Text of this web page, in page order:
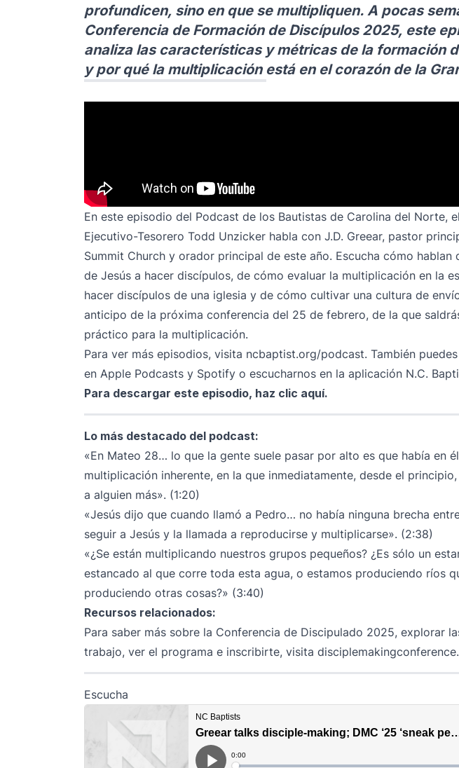
profundicen, sino en que se multipliquen. A pocas
Conferencia de Formación de Discípulos 2025, este
analiza las características y métricas de la formación
y por qué la multiplicación está en el corazón de la
En este episodio del Podcast de los Bautistas de Carolina del Norte,
Ejecutivo-Tesorero Todd Unzicker habla con J.D. Greear, pastor
Summit Church y orador principal de este año. Escucha cómo hablan
de Jesús a hacer discípulos, de cómo evaluar la multiplicación en la
hacer discípulos de una iglesia y de cómo cultivar una cultura de
anticipo de la próxima conferencia del 25 de febrero, de la que
práctico para la multiplicación.
Para ver más episodios, visita ncbaptist.org/podcast. También
en Apple Podcasts y Spotify o escucharnos en la aplicación N.C.
Para descargar este episodio, haz clic aquí.
Lo más destacado del podcast:
«En Mateo 28… lo que la gente suele pasar por alto es que había en
multiplicación inherente, en la que inmediatamente, desde el
a alguien más». (1:20)
«Jesús dijo que cuando llamó a Pedro… no había ninguna brecha
seguir a Jesús y la llamada a reproducirse y multiplicarse». (2:38)
«¿Se están multiplicando nuestros grupos pequeños? ¿Es sólo un
estancado al que corre toda esta agua, o estamos produciendo ríos
produciendo otras cosas?» (3:40)
Recursos relacionados:
Para saber más sobre la Conferencia de Discipulado 2025, explorar
trabajo, ver el programa e inscribirte, visita
Escucha